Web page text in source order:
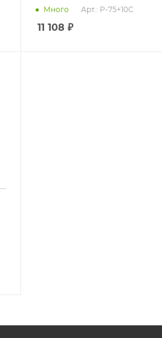
Много Арт.: Р-75+10С
11 108 ₽